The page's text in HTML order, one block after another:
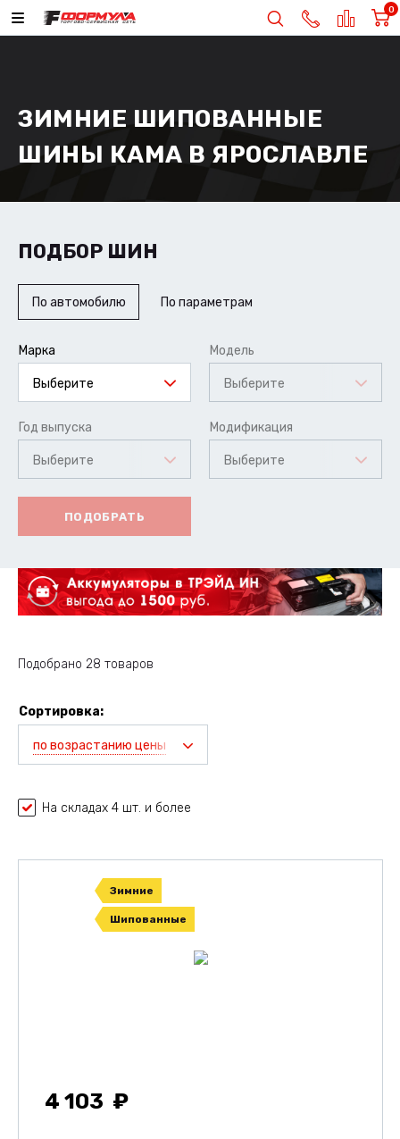
0
ЗИМНИЕ ШИПОВАННЫЕ
ШИНЫ КАМА В ЯРОСЛАВЛЕ
ПОДБОР ШИН
По автомобилю По параметрам
Марка
Выберите
Модель
Выберите
Год выпуска
Выберите
Модификация
Выберите
ПОДОБРАТЬ
Подобрано 28 товаров
Сортировка:
по возрастанию цены
На складах 4 шт. и более
Зимние
Шипованные
4 103